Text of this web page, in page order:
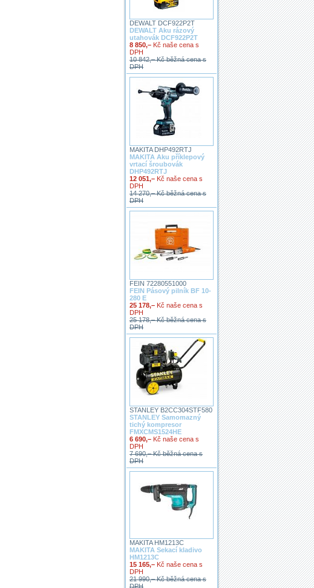
DEWALT DCF922P2T
DEWALT Aku rázový
utahovák DCF922P2T
8 850,– Kč naše cena s
DPH
10 842,– Kč běžná cena s
DPH
MAKITA DHP492RTJ
MAKITA Aku příklepový
vrtací šroubovák
DHP492RTJ
12 051,– Kč naše cena s
DPH
14 270,– Kč běžná cena s
DPH
FEIN 72280551000
FEIN Pásový pilník BF 10-
280 E
25 178,– Kč naše cena s
DPH
25 178,– Kč běžná cena s
DPH
STANLEY B2CC304STF580
STANLEY Samomazný
tichý kompresor
FMXCMS1524HE
6 690,– Kč naše cena s
DPH
7 690,– Kč běžná cena s
DPH
MAKITA HM1213C
MAKITA Sekací kladivo
HM1213C
15 165,– Kč naše cena s
DPH
21 990,– Kč běžná cena s
DPH